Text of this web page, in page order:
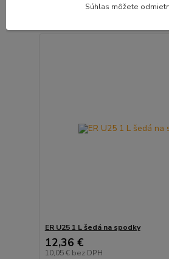
Detail
ER U25 1 L šedá na spodky
12,36 €
10,05 € bez DPH
Súhlas môžete